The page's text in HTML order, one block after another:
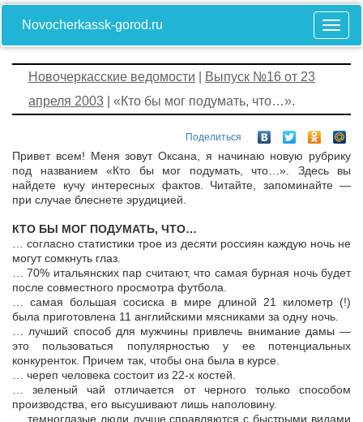
Novocherkassk-gorod.ru
Новочеркасские ведомости
Выпуск №16 от 23
апреля 2003 | «Кто бы мог подумать, что…».
Поделиться
Привет всем! Меня зовут Оксана, я начинаю новую рубрику
под названием «Кто бы мог подумать, что…». Здесь вы
найдете кучу интересных фактов. Читайте, запоминайте —
при случае блеснете эрудицией.
КТО БЫ МОГ ПОДУМАТЬ, ЧТО…
… согласно статистики трое из десяти россиян каждую ночь не
могут сомкнуть глаз.
… 70% итальянских пар считают, что самая бурная ночь будет
после совместного просмотра футбола.
… самая большая сосиска в мире длиной 21 километр (!)
была приготовлена 11 английскими мясниками за одну ночь.
… лучший способ для мужчины привлечь внимание дамы —
это пользоваться популярностью у ее потенциальных
конкуренток. Причем так, чтобы она была в курсе.
… череп человека состоит из 22-х костей.
… зеленый чай отличается от черного только способом
производства, его высушивают лишь наполовину.
… темноглазые люди лучше справляются с быстрыми видами